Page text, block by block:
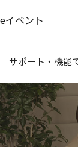
イベント
ン
サポート・機能
録・映像制作